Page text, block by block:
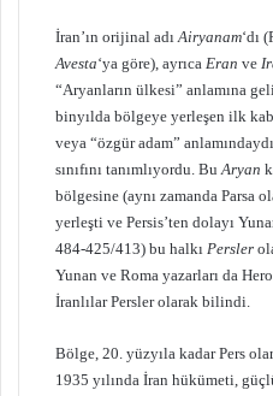
İran’ın orijinal adıAiryanam‘dı
Avesta‘ya göre), ayrıca Eran ve
“Aryanların ülkesi” anlamına
binyılda bölgeye yerleşen ilk
veya “özgür adam”
sınıfını tanımlıyordu. Bu Aryan
bölgesine (aynı zamanda Parsa
yerleşti ve Persis’ten dolayı
484-425/413) bu halkı Persler
Yunan ve Roma yazarları da
İranlılar Persler olarak bilindi.
Bölge, 20. yüzyıla kadar Pers
1935 yılında İran hükümeti,